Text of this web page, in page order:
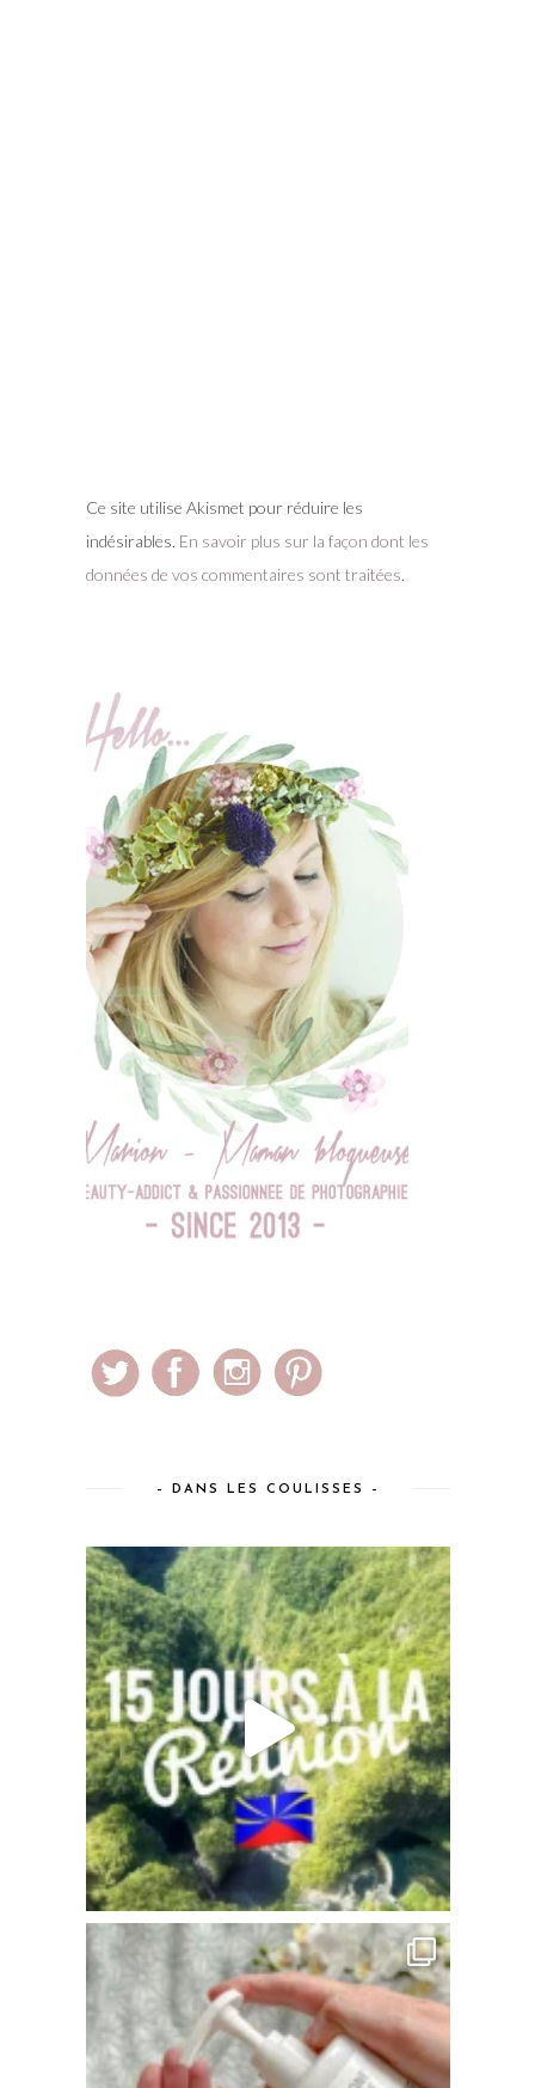
Ce site utilise Akismet pour réduire les
indésirables. En savoir plus sur la façon dont les
données de vos commentaires sont traitées.
– DANS LES COULISSES –